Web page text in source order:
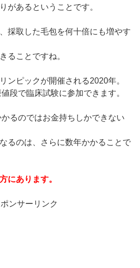
があるということです。
採取した毛包を何十倍にも増やす
ることですね。
ンピックが開催される2020年。
段で臨床試験に参加できます。
るのではお金持ちしかできない
るのは、さらに数年かかることで
にあります。
ンサーリンク